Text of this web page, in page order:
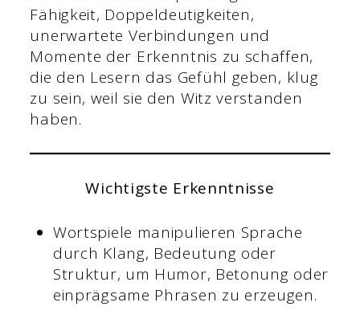
Fähigkeit, Doppeldeutigkeiten,
unerwartete Verbindungen und
Momente der Erkenntnis zu schaffen,
die den Lesern das Gefühl geben, klug
zu sein, weil sie den Witz verstanden
haben.
Wichtigste Erkenntnisse
Wortspiele manipulieren Sprache
durch Klang, Bedeutung oder
Struktur, um Humor, Betonung oder
einprägsame Phrasen zu erzeugen.